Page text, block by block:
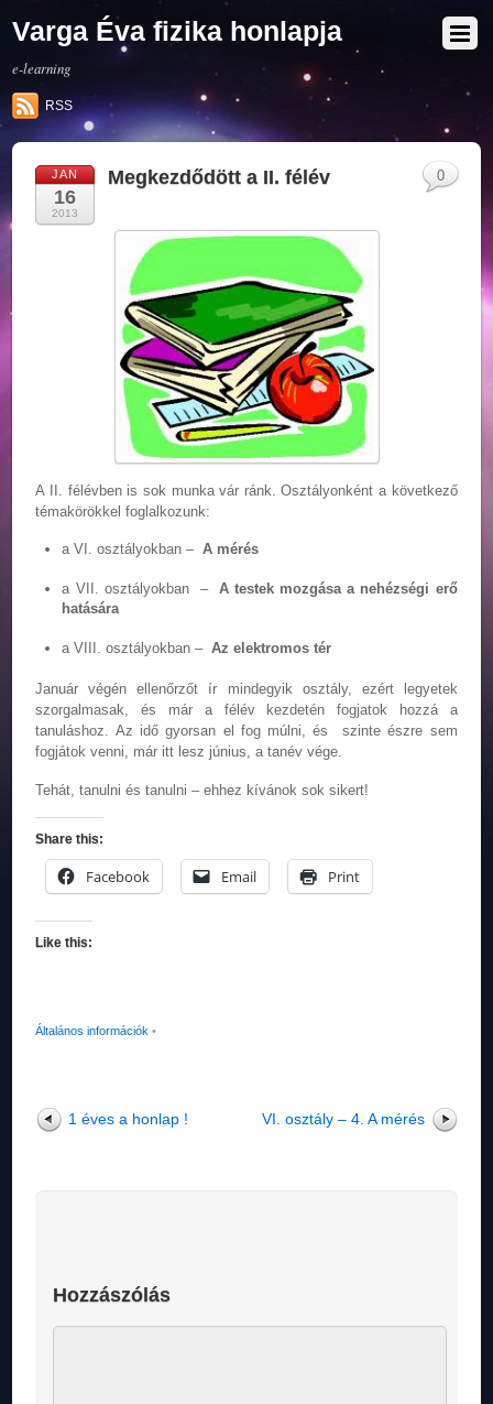
Varga Éva fizika honlapja
e-learning
RSS
JAN
16
2013
Megkezdődött a II. félév
A II. félévben is sok munka vár ránk. Osztályonként a következő
témakörökkel foglalkozunk:
a VI. osztályokban –A mérés
a VII. osztályokban –A testek mozgása a nehézségi erő
hatására
a VIII. osztályokban –Az elektromos tér
Január végén ellenőrzőt ír mindegyik osztály, ezért legyetek
szorgalmasak, és már a félév kezdetén fogjatok hozzá a
tanuláshoz. Az idő gyorsan el fog múlni, és szinte észre sem
fogjátok venni, már itt lesz június, a tanév vége.
Tehát, tanulni és tanulni – ehhez kívánok sok sikert!
Share this:
Facebook Email Print
Like this:
Általános információk •
0
1 éves a honlap ! VI. osztály – 4. A mérés
Hozzászólás